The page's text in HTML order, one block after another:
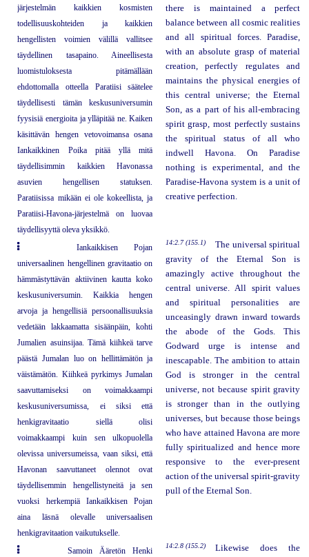
järjestelmän kaikkien kosmisten
todellisuuskohteiden ja kaikkien
hengellisten voimien välillä vallitsee
täydellinen tasapaino. Aineellisesta
luomistuloksesta pitämällään
ehdottomalla otteella Paratiisi säätelee
täydellisesti tämän keskusuniversumin
fyysisiä energioita ja ylläpitää ne. Kaiken
käsittävän hengen vetovoimansa osana
Iankaikkinen Poika pitää yllä mitä
täydellisimmin kaikkien Havonassa
asuvien hengellisen statuksen.
Paratiisissa mikään ei ole kokeellista, ja
Paratiisi-Havona-järjestelmä on luovaa
täydellisyyttä oleva yksikkö.
there is maintained a perfect
balance between all cosmic realities
and all spiritual forces. Paradise,
with an absolute grasp of material
creation, perfectly regulates and
maintains the physical energies of
this central universe; the Eternal
Son, as a part of his all-embracing
spirit grasp, most perfectly sustains
the spiritual status of all who
indwell Havona. On Paradise
nothing is experimental, and the
Paradise-Havona system is a unit of
creative perfection.
Iankaikkisen Pojan
universaalinen hengellinen gravitaatio on
hämmästyttävän aktiivinen kautta koko
keskusuniversumin. Kaikkia hengen
arvoja ja hengellisiä persoonallisuuksia
vedetään lakkaamatta sisäänpäin, kohti
Jumalien asuinsijaa. Tämä kiihkeä tarve
päästä Jumalan luo on hellittämätön ja
väistämätön. Kiihkeä pyrkimys Jumalan
saavuttamiseksi on voimakkaampi
keskusuniversumissa, ei siksi että
henkigravitaatio siellä olisi
voimakkaampi kuin sen ulkopuolella
olevissa universumeissa, vaan siksi, että
Havonan saavuttaneet olennot ovat
täydellisemmin hengellistyneitä ja sen
vuoksi herkempiä Iankaikkisen Pojan
aina läsnä olevalle universaalisen
henkigravitaation vaikutukselle.
14:2.7 (155.1)
The universal spiritual
gravity of the Eternal Son is
amazingly active throughout the
central universe. All spirit values
and spiritual personalities are
unceasingly drawn inward towards
the abode of the Gods. This
Godward urge is intense and
inescapable. The ambition to attain
God is stronger in the central
universe, not because spirit gravity
is stronger than in the outlying
universes, but because those beings
who have attained Havona are more
fully spiritualized and hence more
responsive to the ever-present
action of the universal spirit-gravity
pull of the Eternal Son.
Samoin Ääretön Henki
14:2.8 (155.2)
Likewise does the